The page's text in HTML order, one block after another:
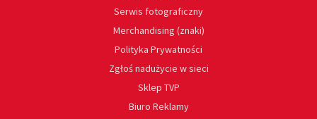
Serwis fotograficzny
Merchandising (znaki)
Polityka Prywatności
Zgłoś nadużycie w sieci
Sklep TVP
Biuro Reklamy